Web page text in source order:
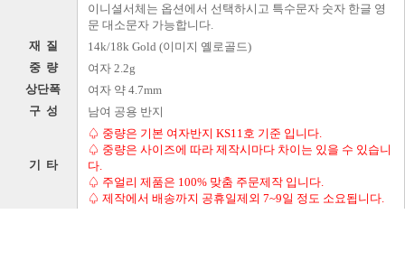
이니셜서체는 옵션에서 선택하시고 특수문자 숫자 한글 영
문 대소문자 가능합니다.
재 질 14k/18k Gold (이미지 옐로골드)
중 량 여자 2.2g
상단폭 여자 약 4.7mm
구 성 남여 공용 반지
기 타
♤ 중량은 기본 여자반지 KS11호 기준 입니다.
♤ 중량은 사이즈에 따라 제작시마다 차이는 있을 수 있습니
다.
♤ 주얼리 제품은 100% 맞춤 주문제작 입니다.
♤ 제작에서 배송까지 공휴일제외 7~9일 정도 소요됩니다.